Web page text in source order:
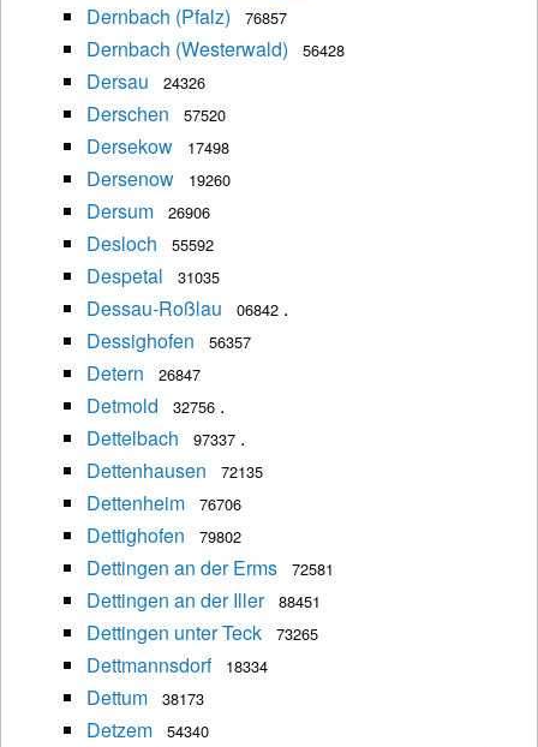
Dernbach (Pfalz) 76857
Dernbach (Westerwald) 56428
Dersau 24326
Derschen 57520
Dersekow 17498
Dersenow 19260
Dersum 26906
Desloch 55592
Despetal 31035
Dessau-Roßlau 06842 .
Dessighofen
56357
Detern 26847
Detmold 32756 .
Dettelbach
97337 .
Dettenhausen
72135
Dettenheim 76706
Dettighofen 79802
Dettingen an der Erms 72581
Dettingen an der Iller 88451
Dettingen unter Teck 73265
Dettmannsdorf 18334
Dettum 38173
Detzem 54340